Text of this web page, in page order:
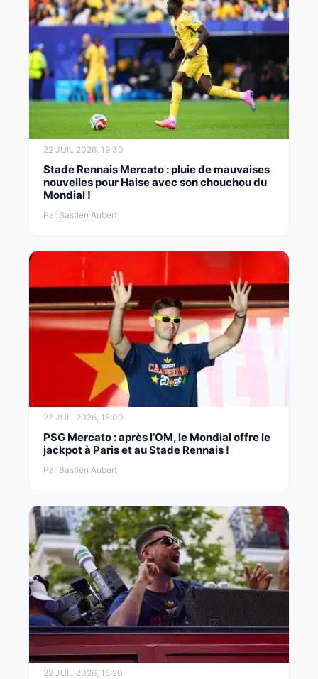
22 JUIL 2026, 19:30
Stade Rennais Mercato : pluie de mauvaises
nouvelles pour Haise avec son chouchou du
Mondial !
Par Bastien Aubert
22 JUIL 2026, 18:00
PSG Mercato : après l’OM, le Mondial offre le
jackpot à Paris et au Stade Rennais !
Par Bastien Aubert
22 JUIL 2026, 15:20